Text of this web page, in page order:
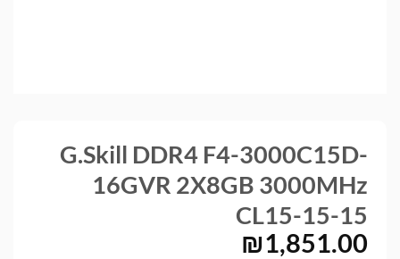
G.Skill DDR4 F4-3000C15D-
16GVR 2X8GB 3000MHz
CL15-15-15
₪1,851.00